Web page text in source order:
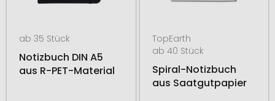
ab 35 Stück
Notizbuch DIN A5
aus R-PET-Material
TopEarth
ab 40 Stück
Spiral-Notizbuch
aus Saatgutpapier